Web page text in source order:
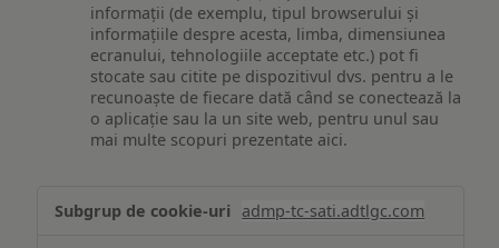
informații (de exemplu, tipul browserului și
informațiile despre acesta, limba, dimensiunea
ecranului, tehnologiile acceptate etc.) pot fi
stocate sau citite pe dispozitivul dvs. pentru a le
recunoaște de fiecare dată când se conectează la
o aplicație sau la un site web, pentru unul sau
mai multe scopuri prezentate aici.
și/sau
admp-tc-sati.adtlgc.com